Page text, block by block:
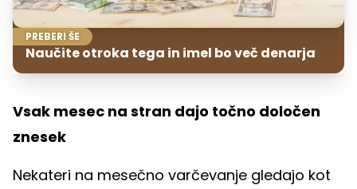
PREBERI ŠE
Naučite otroka tega in imel bo več denarja
Vsak mesec na stran dajo točno določen
znesek
Nekateri na mesečno varčevanje gledajo kot